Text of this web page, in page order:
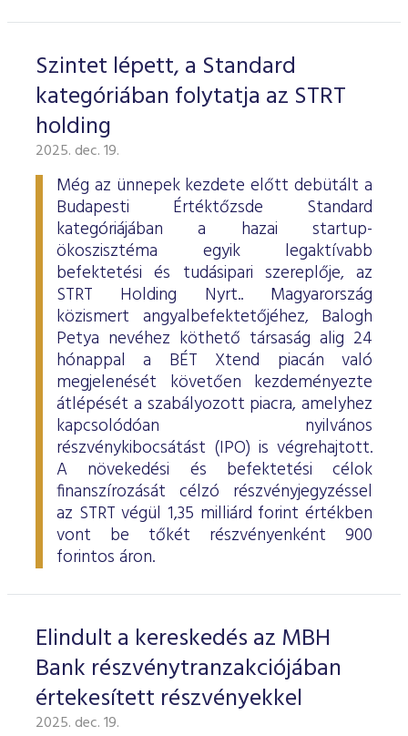
Szintet lépett, a Standard
kategóriában folytatja az STRT
holding
2025. dec. 19.
Még az ünnepek kezdete előtt debütált a
Budapesti Értéktőzsde Standard
kategóriájában a hazai startup-
ökoszisztéma egyik legaktívabb
befektetési és tudásipari szereplője, az
STRT Holding Nyrt.. Magyarország
közismert angyalbefektetőjéhez, Balogh
Petya nevéhez köthető társaság alig 24
hónappal a BÉT Xtend piacán való
megjelenését követően kezdeményezte
átlépését a szabályozott piacra, amelyhez
kapcsolódóan nyilvános
részvénykibocsátást (IPO) is végrehajtott.
A növekedési és befektetési célok
finanszírozását célzó részvényjegyzéssel
az STRT végül 1,35 milliárd forint értékben
vont be tőkét részvényenként 900
forintos áron.
Elindult a kereskedés az MBH
Bank részvénytranzakciójában
értekesített részvényekkel
2025. dec. 19.